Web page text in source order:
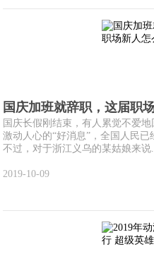
国庆加班就辞职，这届职
国庆长假刚结束，有人累觉不爱
激动人心的“好消息”，全国人民已
不过，对于浙江义乌的某姑娘来说
2019-10-09